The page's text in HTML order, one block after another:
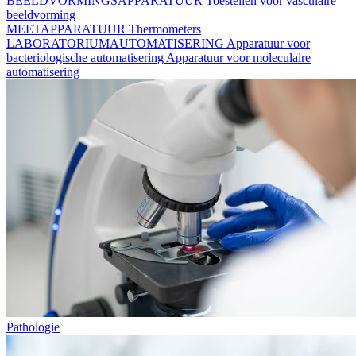
beeldvorming
MEETAPPARATUUR Thermometers
LABORATORIUMAUTOMATISERING Apparatuur voor
bacteriologische automatisering Apparatuur voor moleculaire
automatisering
Pathologie